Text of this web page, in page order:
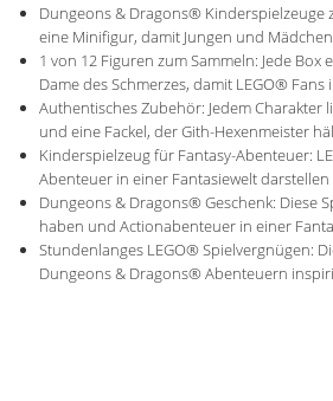
Dungeons & Dragons® Kinderspielzeuge
eine Minifigur, damit Jungen und
1 von 12 Figuren zum Sammeln: Jede
Dame des Schmerzes, damit LEGO®
Authentisches Zubehör: Jedem
und eine Fackel, der Gith-Hexenmeister
Kinderspielzeug für Fantasy-Abenteuer:
Abenteuer in einer Fantasiewelt darstellen
Dungeons & Dragons® Geschenk: Diese
haben und Actionabenteuer in einer
Stundenlanges LEGO® Spielvergnügen:
Dungeons & Dragons® Abenteuern